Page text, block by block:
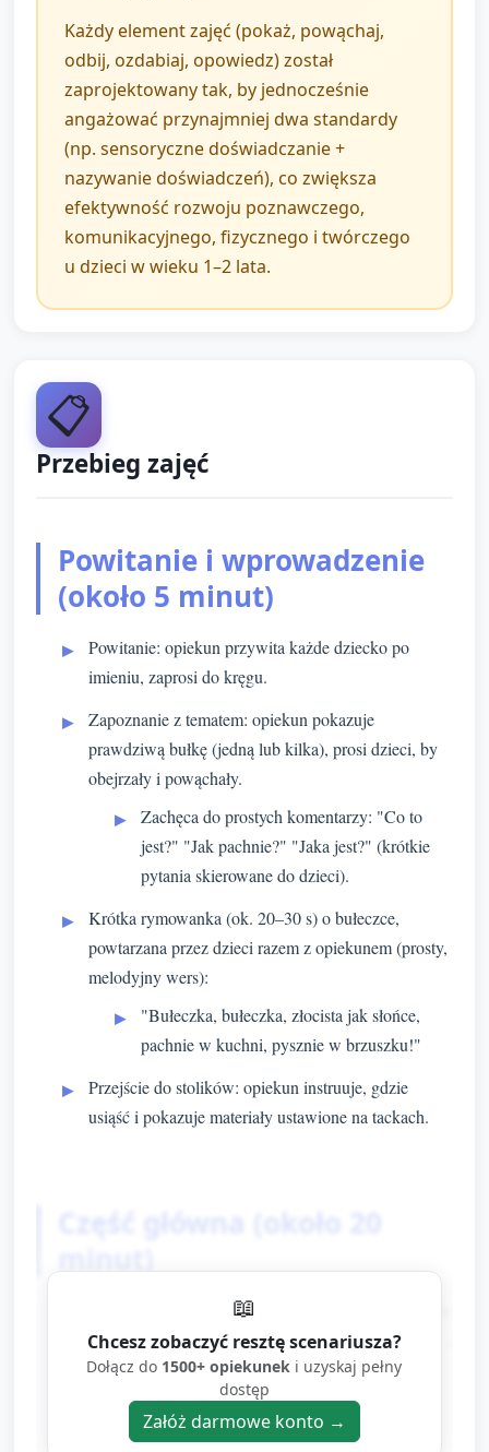
Każdy element zajęć (pokaż, powąchaj,
odbij, ozdabiaj, opowiedz) został
zaprojektowany tak, by jednocześnie
angażować przynajmniej dwa standardy
(np. sensoryczne doświadczanie +
nazywanie doświadczeń), co zwiększa
efektywność rozwoju poznawczego,
komunikacyjnego, fizycznego i twórczego
u dzieci w wieku 1–2 lata.
📋
Przebieg zajęć
Powitanie i wprowadzenie
(około 5 minut)
Powitanie: opiekun przywita każde dziecko po
imieniu, zaprosi do kręgu.
Zapoznanie z tematem: opiekun pokazuje
prawdziwą bułkę (jedną lub kilka), prosi dzieci, by
obejrzały i powąchały.
Zachęca do prostych komentarzy: "Co to
jest?" "Jak pachnie?" "Jaka jest?" (krótkie
pytania skierowane do dzieci).
Krótka rymowanka (ok. 20–30 s) o bułeczce,
powtarzana przez dzieci razem z opiekunem (prosty,
melodyjny wers):
"Bułeczka, bułeczka, złocista jak słońce,
pachnie w kuchni, pysznie w brzuszku!"
Przejście do stolików: opiekun instruuje, gdzie
usiąść i pokazuje materiały ustawione na tackach.
Część główna (około 20
Przygotowanie stanowisk (1–2 minuty):
opiekun pomaga rozłożyć papier, fartuszki i
tacki z farbami oraz gąbki.
Zadanie 1 — Odcisk bułki (około 8–10
📖
Chcesz zobaczyć resztę scenariusza?
Dołącz do 1500+ opiekunek i uzyskaj pełny
dostęp
Załóż darmowe konto →